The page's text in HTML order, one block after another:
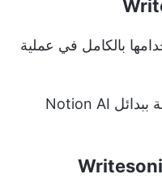
بالكامل في عملية
بطء تحميل المحتوى مقارنة ببدائل Notion AI